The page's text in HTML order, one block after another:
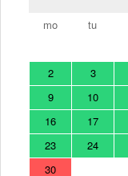
mo
tu
2
3
9
10
16
17
23
24
30